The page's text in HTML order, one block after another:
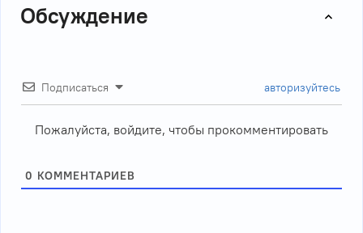
Обсуждение
Подписаться авторизуйтесь
Пожалуйста, войдите, чтобы прокомментировать
0 КОММЕНТАРИЕВ